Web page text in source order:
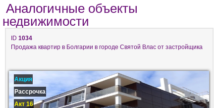
Аналогичные объекты
недвижимости
ID 1034
Продажа квартир в Болгарии в городе Святой Влас от застройщика
Акция
Рассрочка
Акт 16